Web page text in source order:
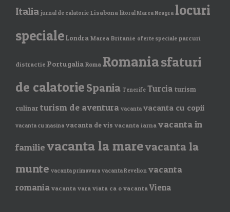
Italia jurnal de calatorie Lisabona litoral Marea Neagra locuri
specialeLondra Marea Britanie oferte speciale parcuri
distractie Portugalia Roma Romaniasfaturi
de calatorieSpania Tenerife Turcia turism
culinar turism de aventura vacanta vacanta cu copii
vacanta cu masina vacanta de vis vacanta iarna vacanta in
familievacanta la marevacanta la
munte vacanta primavara vacanta Revelion vacanta
romania vacanta vara viata ca o vacanta Viena